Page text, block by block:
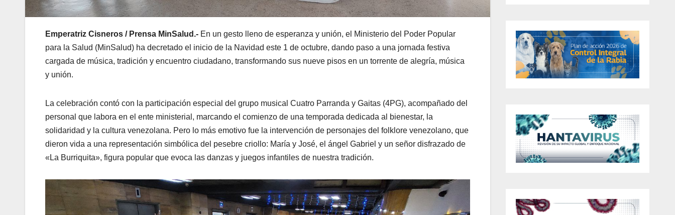
Emperatriz Cisneros / Prensa MinSalud.- En un gesto lleno de esperanza y unión, el Ministerio del Poder Popular
para la Salud (MinSalud) ha decretado el inicio de la Navidad este 1 de octubre, dando paso a una jornada festiva
cargada de música, tradición y encuentro ciudadano, transformando sus nueve pisos en un torrente de alegría, música
y unión.
La celebración contó con la participación especial del grupo musical Cuatro Parranda y Gaitas (4PG), acompañado del
personal que labora en el ente ministerial, marcando el comienzo de una temporada dedicada al bienestar, la
solidaridad y la cultura venezolana. Pero lo más emotivo fue la intervención de personajes del folklore venezolano, que
dieron vida a una representación simbólica del pesebre criollo: María y José, el ángel Gabriel y un señor disfrazado de
«La Burriquita», figura popular que evoca las danzas y juegos infantiles de nuestra tradición.